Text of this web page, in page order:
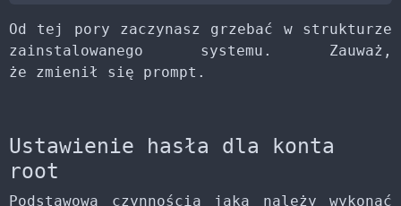
Od tej pory zaczynasz grzebać w strukturze
zainstalowanego systemu. Zauważ,
że zmienił się prompt.
Ustawienie hasła dla konta
root
Podstawową czynnością jaką należy wykonać